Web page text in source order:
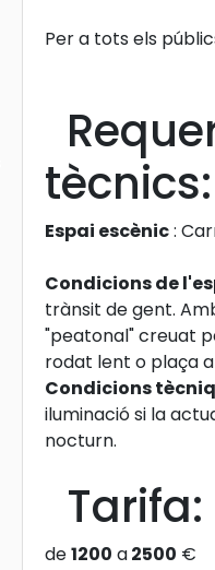
Per a tots els
tècnics:
Espai escènic:
Condicions de
trànsit de gent.
"peatonal" creuat
rodat lent o plaça
Condicions
iluminació si la
nocturn.
Tarifa:
de1200 a2500 €